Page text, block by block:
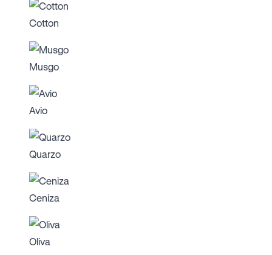
Cotton
Musgo
Avio
Quarzo
Ceniza
Oliva